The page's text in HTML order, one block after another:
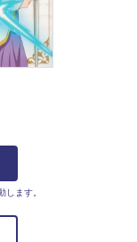
ます。